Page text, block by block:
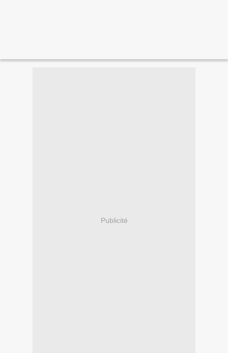
Publicité